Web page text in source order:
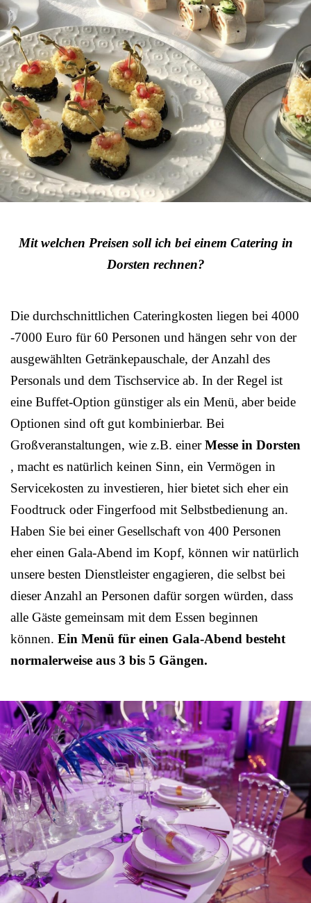
Mit welchen Preisen soll ich bei einem Catering in
Dorsten rechnen?
Die durchschnittlichen Cateringkosten liegen bei 4000
-7000 Euro für 60 Personen und hängen sehr von der
ausgewählten Getränkepauschale, der Anzahl des
Personals und dem Tischservice ab. In der Regel ist
eine Buffet-Option günstiger als ein Menü, aber beide
Optionen sind oft gut kombinierbar. Bei
Großveranstaltungen, wie z.B. einerMesse in Dorsten
, macht es natürlich keinen Sinn, ein Vermögen in
Servicekosten zu investieren, hier bietet sich eher ein
Foodtruck oder Fingerfood mit Selbstbedienung an.
Haben Sie bei einer Gesellschaft von 400 Personen
eher einen Gala-Abend im Kopf, können wir natürlich
unsere besten Dienstleister engagieren, die selbst bei
dieser Anzahl an Personen dafür sorgen würden, dass
alle Gäste gemeinsam mit dem Essen beginnen
können. Ein Menü für einen Gala-Abend besteht
normalerweise aus 3 bis 5 Gängen.